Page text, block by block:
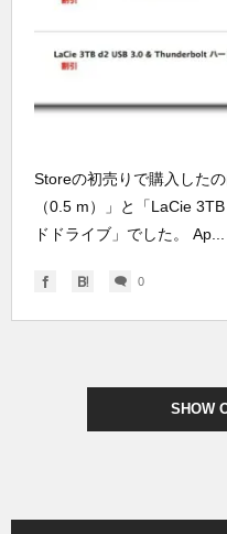
Storeの初売りで購入した
（0.5 m）」と「LaCie
ドドライブ」でした。 Ap...
0
SHOW